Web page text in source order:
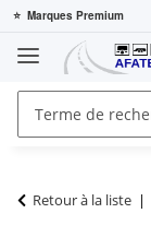
⭐ Marques Premium
Retour à la liste